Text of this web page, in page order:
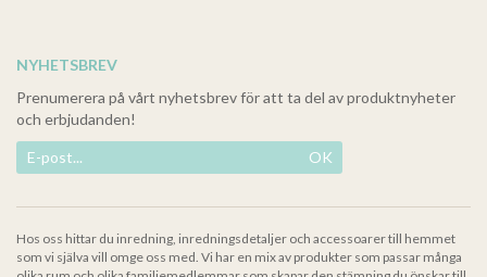
NYHETSBREV
Prenumerera på vårt nyhetsbrev för att ta del av produktnyheter
och erbjudanden!
OK
Hos oss hittar du inredning, inredningsdetaljer och accessoarer till hemmet
som vi själva vill omge oss med. Vi har en mix av produkter som passar många